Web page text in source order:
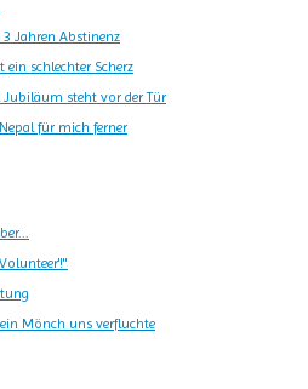
3 Jahren Abstinenz
schlechter Scherz
Jubiläum steht vor der Tür
für mich ferner
ein Mönch uns verfluchte